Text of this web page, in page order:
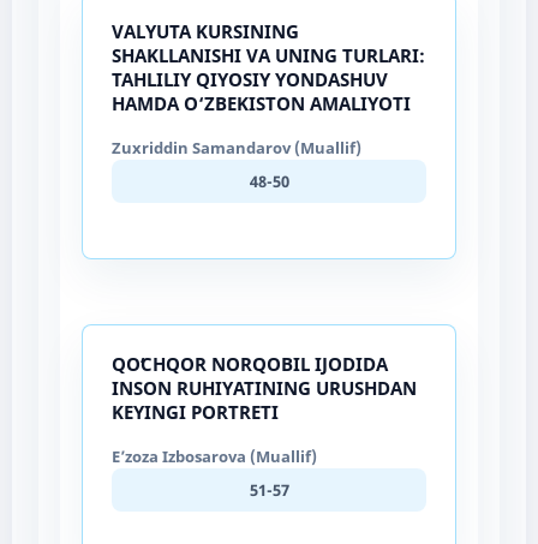
VALYUTA KURSINING
SHAKLLANISHI VA UNING TURLARI:
TAHLILIY QIYOSIY YONDASHUV
HAMDA O‘ZBEKISTON AMALIYOTI
Zuxriddin Samandarov (Muallif)
48-50
QOʻCHQOR NORQOBIL IJODIDA
INSON RUHIYATINING URUSHDAN
KEYINGI PORTRETI
Eʼzoza Izbosarova (Muallif)
51-57